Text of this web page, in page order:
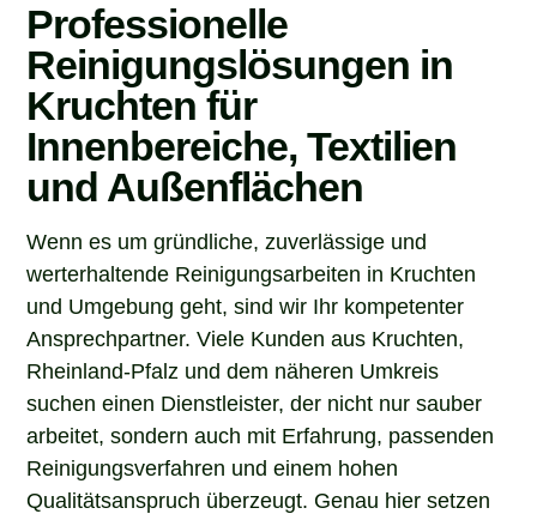
Professionelle
Reinigungslösungen in
Kruchten für
Innenbereiche, Textilien
und Außenflächen
Wenn es um gründliche, zuverlässige und
werterhaltende Reinigungsarbeiten in Kruchten
und Umgebung geht, sind wir Ihr kompetenter
Ansprechpartner. Viele Kunden aus Kruchten,
Rheinland-Pfalz und dem näheren Umkreis
suchen einen Dienstleister, der nicht nur sauber
arbeitet, sondern auch mit Erfahrung, passenden
Reinigungsverfahren und einem hohen
Qualitätsanspruch überzeugt. Genau hier setzen